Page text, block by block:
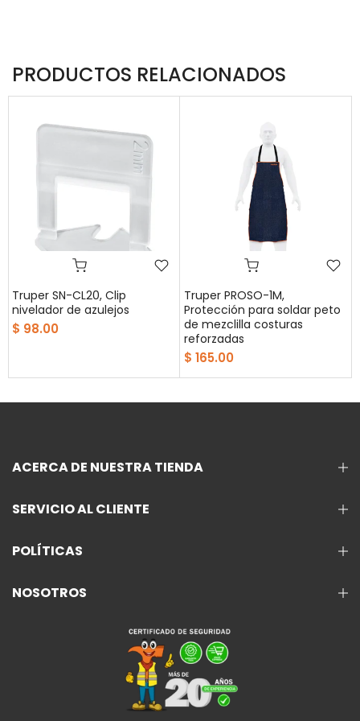
PRODUCTOS RELACIONADOS
Truper SN-CL20, Clip
nivelador de azulejos
$ 98.00
Truper PROSO-1M,
Protección para soldar peto
de mezclilla costuras
reforzadas
$ 165.00
ACERCA DE NUESTRA TIENDA
SERVICIO AL CLIENTE
POLÍTICAS
NOSOTROS